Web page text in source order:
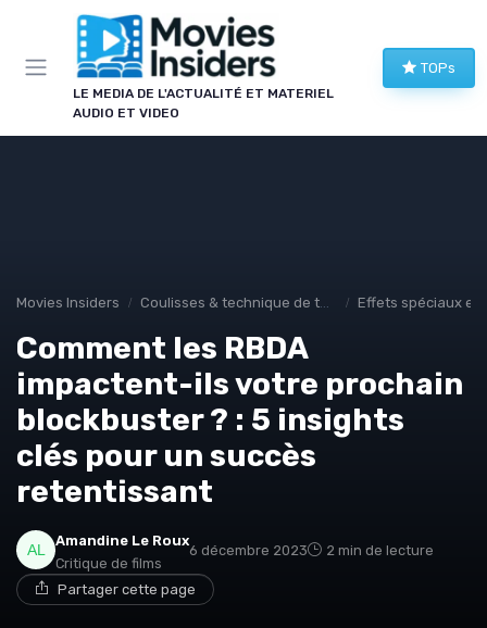
LE MEDIA DE L'ACTUALITÉ ET MATERIEL
AUDIO ET VIDEO
TOPs
Movies Insiders Coulisses & technique de tournage Effets spéciaux et
Comment les RBDA
impactent-ils votre prochain
blockbuster ? : 5 insights
clés pour un succès
retentissant
Amandine Le Roux
Critique de films
6 décembre 2023 2 min de lecture
Partager cette page
Panneau de gestion des cookies